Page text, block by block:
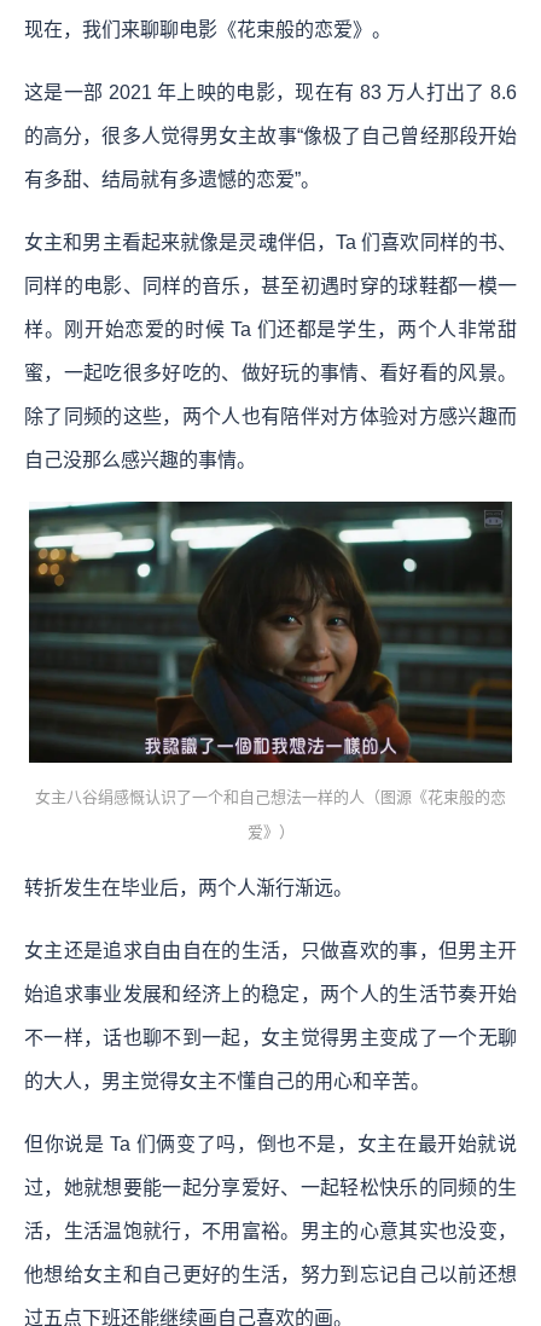
现在，我们来聊聊电影《花束般的恋爱》。
这是一部 2021 年上映的电影，现在有 83 万人打出了 8.6
的高分，很多人觉得男女主故事“像极了自己曾经那段开始
有多甜、结局就有多遗憾的恋爱”。
女主和男主看起来就像是灵魂伴侣，Ta 们喜欢同样的书、
同样的电影、同样的音乐，甚至初遇时穿的球鞋都一模一
样。刚开始恋爱的时候 Ta 们还都是学生，两个人非常甜
蜜，一起吃很多好吃的、做好玩的事情、看好看的风景。
除了同频的这些，两个人也有陪伴对方体验对方感兴趣而
自己没那么感兴趣的事情。
女主八谷绢感慨认识了一个和自己想法一样的人（图源《花束般的恋
爱》）
转折发生在毕业后，两个人渐行渐远。
女主还是追求自由自在的生活，只做喜欢的事，但男主开
始追求事业发展和经济上的稳定，两个人的生活节奏开始
不一样，话也聊不到一起，女主觉得男主变成了一个无聊
的大人，男主觉得女主不懂自己的用心和辛苦。
但你说是 Ta 们俩变了吗，倒也不是，女主在最开始就说
过，她就想要能一起分享爱好、一起轻松快乐的同频的生
活，生活温饱就行，不用富裕。男主的心意其实也没变，
他想给女主和自己更好的生活，努力到忘记自己以前还想
过五点下班还能继续画自己喜欢的画。